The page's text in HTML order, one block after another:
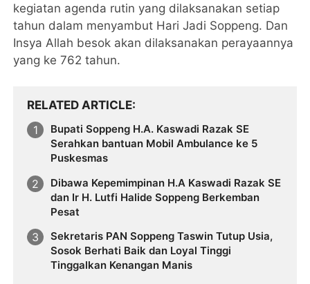
kegiatan agenda rutin yang dilaksanakan setiap
tahun dalam menyambut Hari Jadi Soppeng. Dan
Insya Allah besok akan dilaksanakan perayaannya
yang ke 762 tahun.
RELATED ARTICLE
Bupati Soppeng H.A. Kaswadi Razak SE
Serahkan bantuan Mobil Ambulance ke 5
Puskesmas
Dibawa Kepemimpinan H.A Kaswadi Razak SE
dan Ir H. Lutfi Halide Soppeng Berkemban
Pesat
Sekretaris PAN Soppeng Taswin Tutup Usia,
Sosok Berhati Baik dan Loyal Tinggi
Tinggalkan Kenangan Manis